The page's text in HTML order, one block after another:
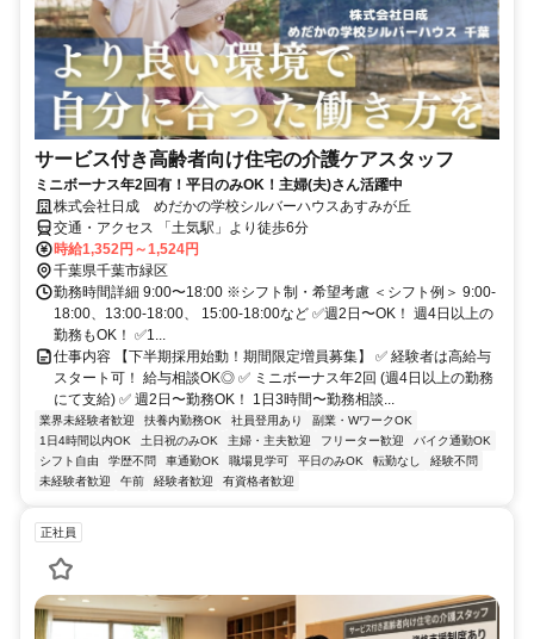
サービス付き高齢者向け住宅の介護ケアスタッフ
ミニボーナス年2回有！平日のみOK！主婦(夫)さん活躍中
株式会社日成 めだかの学校シルバーハウスあすみが丘
交通・アクセス 「土気駅」より徒歩6分
時給1,352円～1,524円
千葉県千葉市緑区
勤務時間詳細 9:00〜18:00 ※シフト制・希望考慮 ＜シフト例＞ 9:00-
18:00、13:00-18:00、 15:00-18:00など ✅週2日〜OK！ 週4日以上の
勤務もOK！ ✅1...
仕事内容 【下半期採用始動！期間限定増員募集】 ✅ 経験者は高給与
スタート可！ 給与相談OK◎ ✅ ミニボーナス年2回 (週4日以上の勤務
にて支給) ✅ 週2日〜勤務OK！ 1日3時間〜勤務相談...
業界未経験者歓迎 扶養内勤務OK 社員登用あり
副業・WワークOK
1日4時間以内OK
土日祝のみOK 主婦・主夫歓迎 フリーター歓迎
バイク通勤OK
シフト自由
学歴不問 車通勤OK 職場見学可 平日のみOK 転勤なし
経験不問
未経験者歓迎
午前 経験者歓迎 有資格者歓迎
正社員